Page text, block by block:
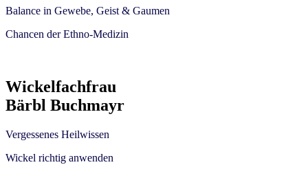
Balance in Gewebe, Geist & Gaumen
Chancen der Ethno-Medizin
Wickelfachfrau
Bärbl Buchmayr
Vergessenes Heilwissen
Wickel richtig anwenden